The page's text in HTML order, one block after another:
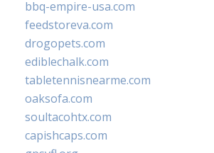
bbq-empire-usa.com
feedstoreva.com
drogopets.com
ediblechalk.com
tabletennisnearme.com
oaksofa.com
soultacohtx.com
capishcaps.com